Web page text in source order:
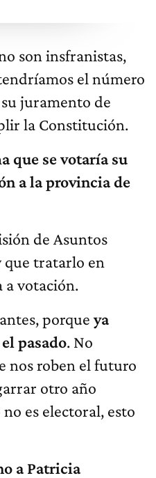
son insfranistas,
el número
juramento de
la Constitución.
que se votaría su
a la provincia de
de Asuntos
que tratarlo en
a votación.
porque ya
pasado. No
nos roben el futuro
otro año
es electoral, esto
a Patricia